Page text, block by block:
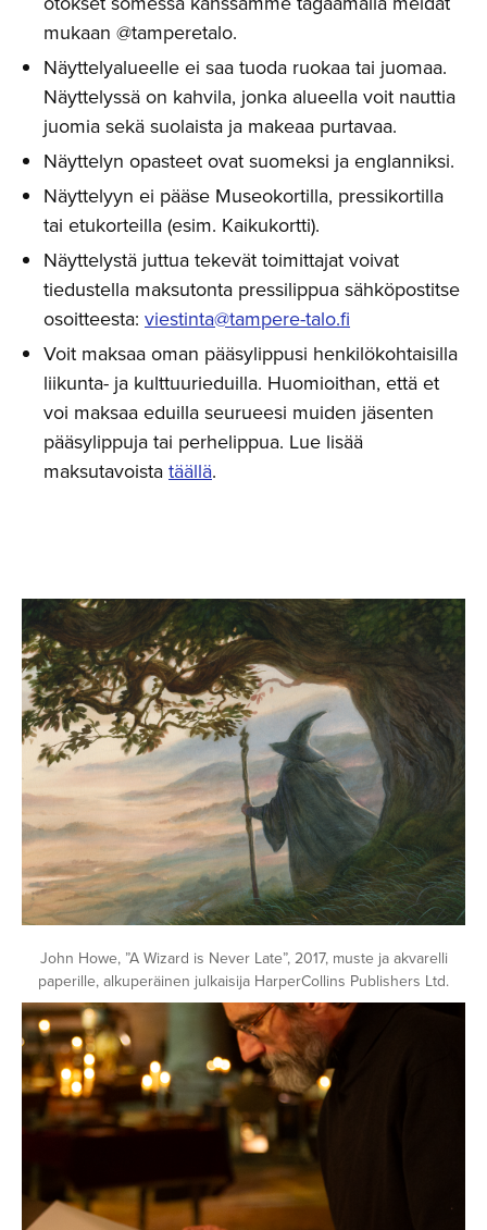
mukaan @tamperetalo.
Näyttelyalueelle ei saa tuoda ruokaa tai juomaa.
Näyttelyssä on kahvila, jonka alueella voit nauttia
juomia sekä suolaista ja makeaa purtavaa.
Näyttelyn opasteet ovat suomeksi ja englanniksi.
Näyttelyyn ei pääse Museokortilla, pressikortilla
tai etukorteilla (esim. Kaikukortti).
Näyttelystä juttua tekevät toimittajat voivat
tiedustella maksutonta pressilippua sähköpostitse
osoitteesta: viestinta@tampere-talo.fi
Voit maksaa oman pääsylippusi henkilökohtaisilla
liikunta- ja kulttuurieduilla. Huomioithan, että et
voi maksaa eduilla seurueesi muiden jäsenten
pääsylippuja tai perhelippua. Lue lisää
maksutavoista täällä.
Avaa
kuva
galleriassa
John Howe, ”A Wizard is Never Late”, 2017, muste ja akvarelli
paperille, alkuperäinen julkaisija HarperCollins Publishers Ltd.
Avaa
kuva
galleriassa